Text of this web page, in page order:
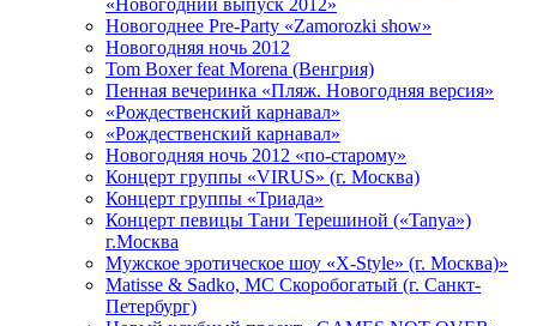
«Новогодний выпуск 2012»
Новогоднее Pre-Party «Zamorozki show»
Новогодняя ночь 2012
Tom Boxer feat Morena (Венгрия)
Пенная вечеринка «Пляж. Новогодняя версия»
«Рождественский карнавал»
«Рождественский карнавал»
Новогодняя ночь 2012 «по-старому»
Концерт группы «VIRUS» (г. Москва)
Концерт группы «Триада»
Концерт певицы Тани Терешиной («Tanya»)
г.Москва
Мужское эротическое шоу «X-Style» (г. Москва)»
Matissе & Sadko, MC Скоробогатый (г. Санкт-
Петербург)